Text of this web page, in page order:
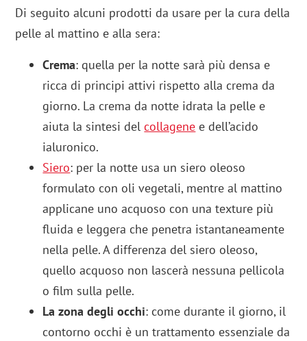
Di seguito alcuni prodotti da usare per la cura della
pelle al mattino e alla sera:
Crema: quella per la notte sarà più densa e
ricca di principi attivi rispetto alla crema da
giorno. La crema da notte idrata la pelle e
aiuta la sintesi delcollagene e dell’acido
ialuronico.
Siero: per la notte usa un siero oleoso
formulato con oli vegetali, mentre al mattino
applicane uno acquoso con una texture più
fluida e leggera che penetra istantaneamente
nella pelle. A differenza del siero oleoso,
quello acquoso non lascerà nessuna pellicola
o film sulla pelle.
La zona degli occhi: come durante il giorno, il
contorno occhi è un trattamento essenziale da